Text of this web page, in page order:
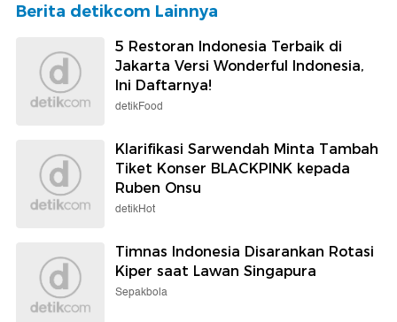
Berita detikcom Lainnya
5 Restoran Indonesia Terbaik di
Jakarta Versi Wonderful Indonesia,
Ini Daftarnya!
detikFood
Klarifikasi Sarwendah Minta Tambah
Tiket Konser BLACKPINK kepada
Ruben Onsu
detikHot
Timnas Indonesia Disarankan Rotasi
Kiper saat Lawan Singapura
Sepakbola